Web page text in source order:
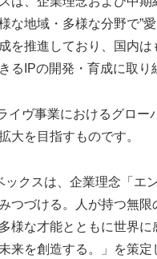
な地域・多様な分野で”
を推進しており、国内は
るIPの開発・育成に取り
イヴ事業におけるグロー
大を目指すものです。
クスは、企業理念「エ
つづける。人が持つ無限
様な才能とともに世界に
来を創造する。」を策